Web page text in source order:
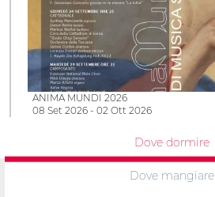
ANIMA MUNDI 2026
08 Set 2026 - 02 Ott 2026
Dove dormire
Dove mangiare